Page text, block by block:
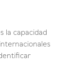
la capacidad